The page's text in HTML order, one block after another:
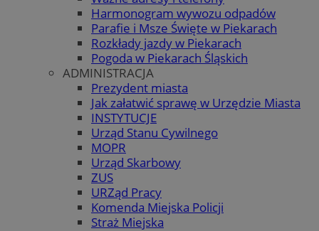
Harmonogram wywozu odpadów
Parafie i Msze Święte w Piekarach
Rozkłady jazdy w Piekarach
Pogoda w Piekarach Śląskich
ADMINISTRACJA
Prezydent miasta
Jak załatwić sprawę w Urzędzie Miasta
INSTYTUCJE
Urząd Stanu Cywilnego
MOPR
Urząd Skarbowy
ZUS
URZąd Pracy
Komenda Miejska Policji
Straż Miejska